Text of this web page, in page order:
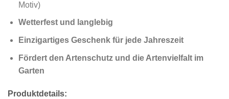
Motiv)
Wetterfest und langlebig
Einzigartiges Geschenk für jede Jahreszeit
Fördert den Artenschutz und die Artenvielfalt im
Garten
Produktdetails: